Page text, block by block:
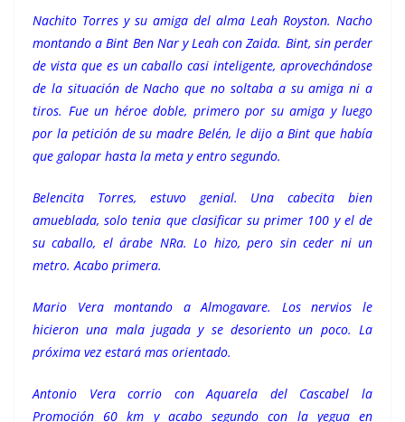
Nachito Torres y su amiga del alma Leah Royston. Nacho
montando a Bint Ben Nar y Leah con Zaida. Bint, sin perder
de vista que es un caballo casi inteligente, aprovechándose
de la situación de Nacho que no soltaba a su amiga ni a
tiros. Fue un héroe doble, primero por su amiga y luego
por la petición de su madre Belén, le dijo a Bint que había
que galopar hasta la meta y entro segundo.
Belencita Torres, estuvo genial. Una cabecita bien
amueblada, solo tenia que clasificar su primer 100 y el de
su caballo, el árabe NRa. Lo hizo, pero sin ceder ni un
metro. Acabo primera.
Mario Vera montando a Almogavare. Los nervios le
hicieron una mala jugada y se desoriento un poco. La
próxima vez estará mas orientado.
Antonio Vera corrio con Aquarela del Cascabel la
Promoción 60 km y acabo segundo con la yegua en